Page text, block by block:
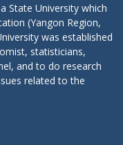
State University which
(Yangon Region,
was established
statisticians,
and to do research
related to the